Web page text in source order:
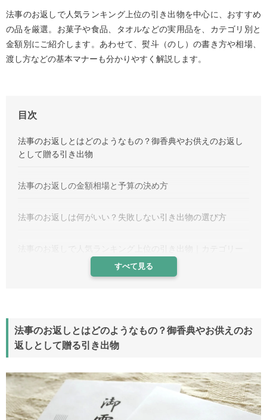
法事のお返しで人気ランキング上位の引き出物を中心に、おすすめ
の品を厳選。お菓子や食品、タオルなどの実用品を、カテゴリ別と
金額別にご紹介します。あわせて、熨斗（のし）の書き方や相場、
渡し方などの基本マナーも分かりやすく解説します。
目次
法事のお返しとはどのようなもの？御香典やお供えのお返し
として贈る引き出物
法事のお返しの金額相場と予算の決め方
法事のお返しは何がいい？失敗しない引き出物の選び方
法事のお返しのタブーと注意点！
失礼にならないお返しの渡し方とタイミング
すべて見る
法事のお返しとはどのようなもの？御香典やお供えのお
返しとして贈る引き出物